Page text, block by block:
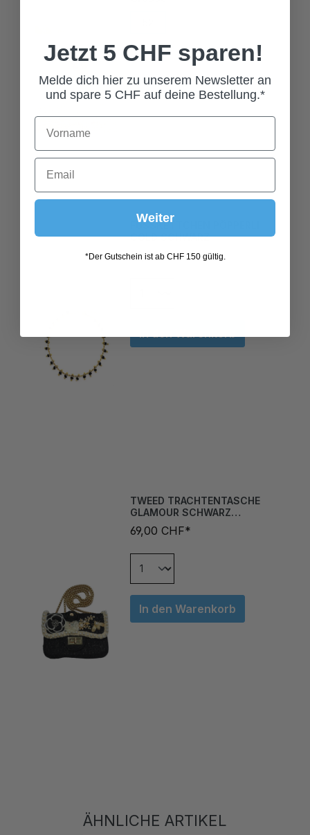
FUSSKETTCHEN PÖPPERLI
GOLD SCHWARZ
59,00 CHF*
GLAMOUR SCHWARZ
GOLDTRAUM
69,00 CHF*
In den Warenkorb
Produktgalerie überspringen
Jetzt 5 CHF sparen!
Melde dich hier zu unserem Newsletter an
und spare 5 CHF auf deine Bestellung.*
Weiter
*Der Gutschein ist ab CHF 150 gültig.